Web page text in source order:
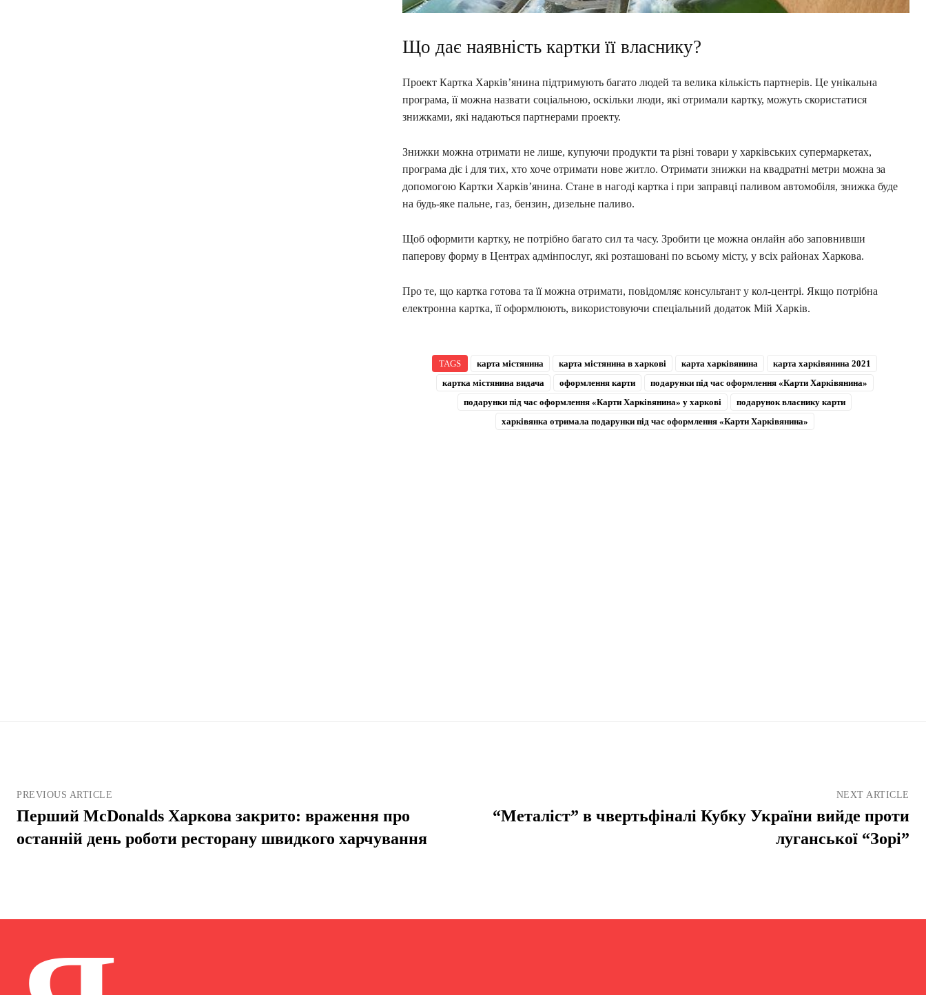
Що дає наявність картки її власнику?
Проект Картка Харків’янина підтримують багато людей та велика кількість партнерів. Це унікальна
програма, її можна назвати соціальною, оскільки люди, які отримали картку, можуть скористатися
знижками, які надаються партнерами проекту.
Знижки можна отримати не лише, купуючи продукти та різні товари у харківських супермаркетах,
програма діє і для тих, хто хоче отримати нове житло. Отримати знижки на квадратні метри можна за
допомогою Картки Харків’янина. Стане в нагоді картка і при заправці паливом автомобіля, знижка буде
на будь-яке пальне, газ, бензин, дизельне паливо.
Щоб оформити картку, не потрібно багато сил та часу. Зробити це можна онлайн або заповнивши
паперову форму в Центрах адмінпослуг, які розташовані по всьому місту, у всіх районах Харкова.
Про те, що картка готова та її можна отримати, повідомляє консультант у кол-центрі. Якщо потрібна
електронна картка, її оформлюють, використовуючи спеціальний додаток Мій Харків.
TAGS карта містянина карта містянина в харкові карта харківянина
карта харківянина 2021
картка містянина видача
оформлення карти
подарунки під час оформлення «Карти Харківянина»
подарунки під час оформлення «Карти Харківянина» у харкові
подарунок власнику карти
харківянка отримала подарунки під час оформлення «Карти Харківянина»
PREVIOUS ARTICLE
Перший McDonalds Харкова закрито: враження про
останній день роботи ресторану швидкого харчування
NEXT ARTICLE
“Металіст” в чвертьфіналі Кубку України вийде проти
луганської “Зорі”